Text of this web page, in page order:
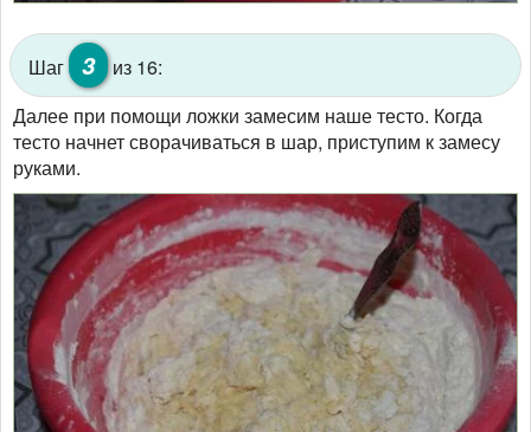
Шаг 3
из 16:
Далее при помощи ложки замесим наше тесто. Когда
тесто начнет сворачиваться в шар, приступим к замесу
руками.